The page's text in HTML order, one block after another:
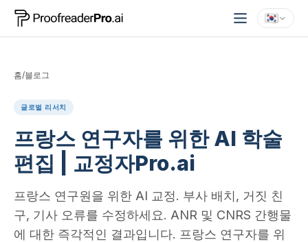
홈/블로그
글로벌 리서치
프랑스 연구자를 위한 AI 학술
편집 | 교정자Pro.ai
프랑스 연구원을 위한 AI 교정. 부사 배치, 거짓 친
구, 기사 오류를 수정하세요. ANR 및 CNRS 간행물
에 대한 즉각적인 결과입니다. 프랑스 연구자를 위